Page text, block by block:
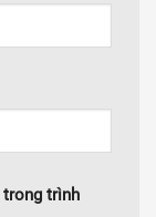
trong trình